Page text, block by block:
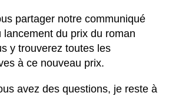
partager notre communiqué
du prix du roman
y trouverez toutes les
à ce nouveau prix.
avez des questions, je reste à